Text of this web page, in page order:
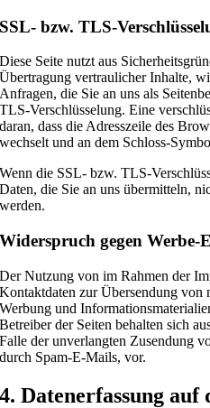
SSL- bzw. TLS-
Diese Seite nutzt aus
Übertragung vertraulicher Inhalte,
Anfragen, die Sie an uns als
TLS-Verschlüsselung. Eine
daran, dass die Adresszeile des
wechselt und an dem Schloss-
Wenn die SSL- bzw. TLS-
Daten, die Sie an uns übermitteln,
werden.
Widerspruch gegen Werbe-
Der Nutzung von im Rahmen der
Kontaktdaten zur Übersendung von
Werbung und
Betreiber der Seiten behalten sich
Falle der unverlangten Zusendung
durch Spam-E-Mails, vor.
4. Datenerfassung auf